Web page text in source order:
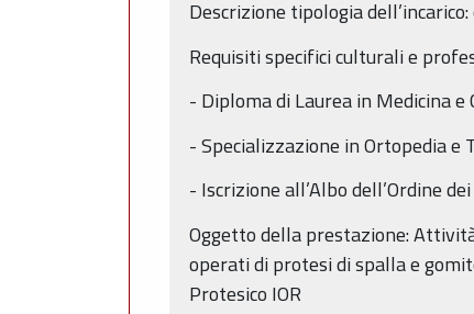
Descrizione tipologia
Requisiti specifici culturali e
- Diploma di Laurea in Medicina e
- Specializzazione in Ortopedia e
- Iscrizione all’Albo dell’Ordine
Oggetto della prestazione:
operati di protesi di spalla e
Protesico IOR